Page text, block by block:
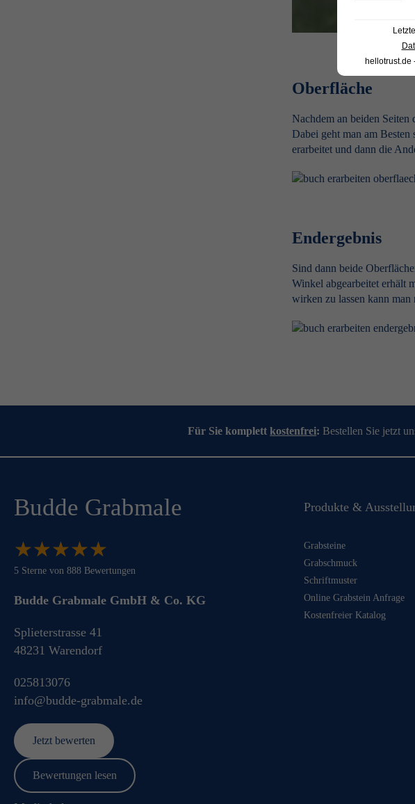
Oberfläche
Nachdem an beiden
Dabei geht man am
erarbeitet und dann die
Endergebnis
Sind dann beide
Winkel abgearbeitet erhält
wirken zu lassen kann
Für Sie komplettkostenfrei: Bestellen Sie jetzt
Budde Grabmale
★★★★★
★★★★★
5 Sterne von 888 Bewertungen
Budde Grabmale GmbH & Co. KG
info@budde-grabmale.de
025813076
Splieterstrasse 41
48231 Warendorf
Jetzt bewerten
Bewertungen lesen
Produkte &
Grabsteine
Grabschmuck
Schriftmuster
Online Grabstein Anfrage
Kostenfreier Katalog
hellotrust.de